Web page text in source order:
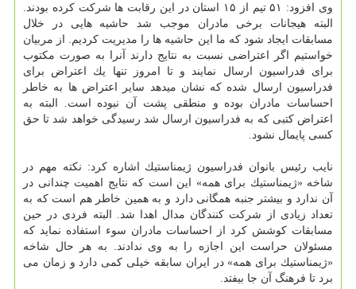
وی افزود: ۵۱ تیم از ۱۵ استان در این رقابت ها شركت كرده بودند.
البته هیجانات برخی مادران موجب شد حاشیه هایی در خلال
مسابقات ایجاد شود كه ما این حاشیه ها را مدیریت كردیم. از مربیان
خواستیم اگر اعتراضی نسبت به نتایج دارند آنرا به صورت مكتوب
برای فدراسیون ارسال نمایند و تا امروز تنها یك اعتراض برای
فدراسیون ارسال شده كه نشان میدهد سایر اعتراض ها به خاطر
احساسات مادران بوده و منطقی پشت آن نبوده است. البته به
اعتراض كتبی كه به فدراسیون ارسال شد رسیدگی خواهد شد تا حق
كسی پایمال نشود.
نایب رئیس بانوان فدراسیون ژیمناستیك اشاره كرد: نكته مهم در
شاخه «ژیمناستیك برای همه» این است كه نتایج اهمیت چندانی در
آن ندارد و بیشتر جنبه همگانی دارد و به همین خاطر هم است كه به
تعداد زیادی از شركت كنندگان مدال اهدا شد. البته فردی در حین
مسابقات كوشش كرد از احساسات مادران سوء استفاده نماید كه
مسئولان حراست این اجازه را به وی ندادند. به هر حال شاخه
«ژیمناستیك برای همه» در ایران سابقه خیلی كمی دارد و زمان می
برد تا فرهنگ آن جا بیفتد.